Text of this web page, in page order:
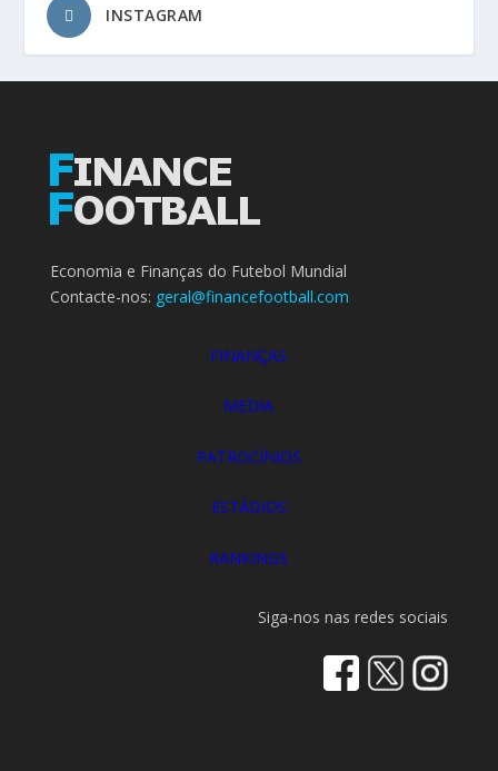
INSTAGRAM
Economia e Finanças do Futebol Mundial
Contacte-nos: geral@financefootball.com
FINANÇAS
MEDIA
PATROCÍNIOS
ESTÁDIOS
RANKINGS
Siga-nos nas redes sociais